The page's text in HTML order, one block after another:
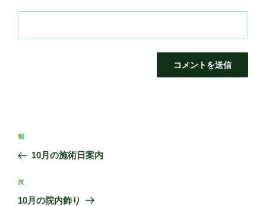
投
ナ
ビ
ゲ
前
の
稿
前
10月の施術日案内
次
の
次
10月の院内飾り